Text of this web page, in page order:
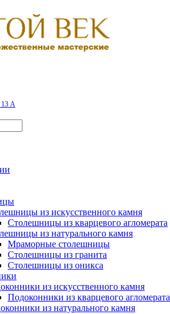
13 А
из искусственного камня
Столешницы из кварцевого агломерата
из натурального камня
Мраморные столешницы
Столешницы из гранита
Столешницы из оникса
из искусственного камня
Подоконники из кварцевого агломерата
из натурального камня